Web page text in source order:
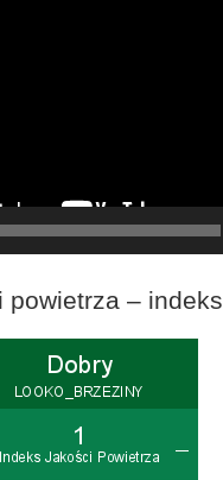
powietrza – indeks